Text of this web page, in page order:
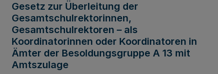
Gesetz zur Überleitung der
Gesamtschulrektorinnen,
Gesamtschulrektoren – als
Koordinatorinnen oder Koordinatoren in
Ämter der Besoldungsgruppe A 13 mit
Amtszulage